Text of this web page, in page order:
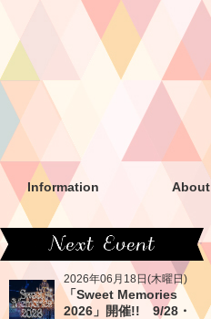
Information About
2026年06月18日(木曜日)
「Sweet Memories
2026」開催!! 9/28・